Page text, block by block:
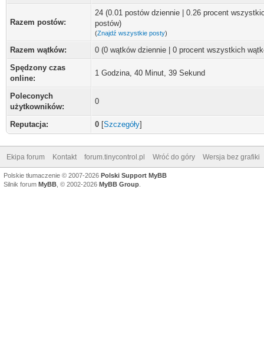
Razem postów:
24 (0.01 postów dziennie | 0.26 procent
postów)
(Znajdź wszystkie posty)
Razem wątków:
0 (0 wątków dziennie | 0 procent wszystkich
Spędzony czas
online:
1 Godzina, 40 Minut, 39 Sekund
Poleconych
użytkowników:
0
Reputacja: 0 [Szczegóły]
Ekipa forum Kontakt forum.tinycontrol.pl Wróć do góry Wersja bez grafiki
Polskie tłumaczenie © 2007-2026 Polski Support MyBB
Silnik forum MyBB , © 2002-2026 MyBB Group